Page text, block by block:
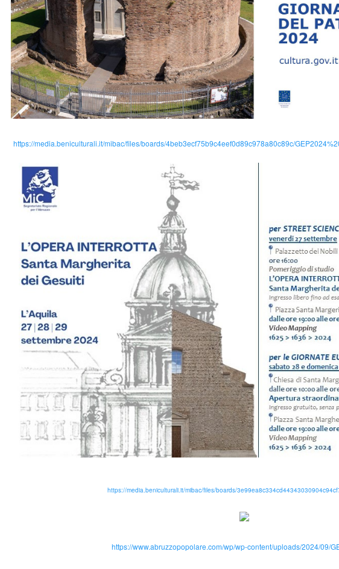
https://media.beniculturali.it/mibac/files/boards/4beb3ecf75b9c4eef0d89c978a80c89c/
https://media.beniculturali.it/mibac/files/boards/
https://www.abruzzopopolare.com/wp/wp-content/uploads/2024/09/